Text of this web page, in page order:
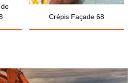
Crépis Façade 68